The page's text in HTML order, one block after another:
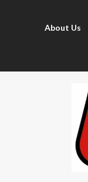
About Us